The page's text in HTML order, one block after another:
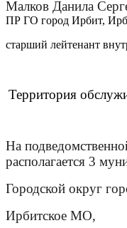
Малков Данила
ПР ГО город Ирбит,
старший лейтенант
Территория
На
располагается 3
Городской округ
Ирбитское МО,